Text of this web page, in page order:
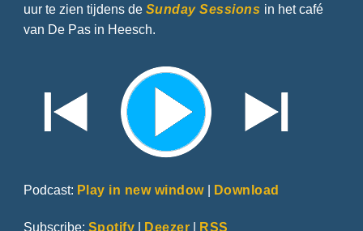
uur te zien tijdens de Sunday Sessions in het café
van De Pas in Heesch.
Podcast: Play in new window| Download
Subscribe: Spotify Deezer RSS